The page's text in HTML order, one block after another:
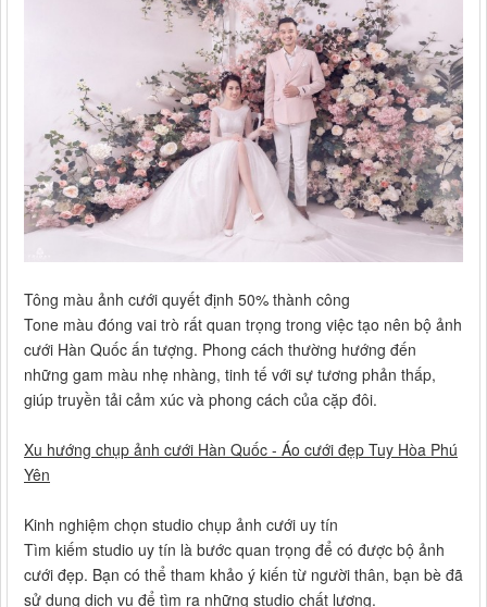
Tông màu ảnh cưới quyết định 50% thành công
Tone màu đóng vai trò rất quan trọng trong việc tạo nên bộ ảnh
cưới Hàn Quốc ấn tượng. Phong cách thường hướng đến
những gam màu nhẹ nhàng, tinh tế với sự tương phản thấp,
giúp truyền tải cảm xúc và phong cách của cặp đôi.
Xu hướng chụp ảnh cưới Hàn Quốc - Áo cưới đẹp Tuy Hòa Phú
Yên
Kinh nghiệm chọn studio chụp ảnh cưới uy tín
Tìm kiếm studio uy tín là bước quan trọng để có được bộ ảnh
cưới đẹp. Bạn có thể tham khảo ý kiến từ người thân, bạn bè đã
sử dụng dịch vụ để tìm ra những studio chất lượng.